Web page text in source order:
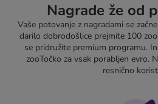
Nagrade že od
Vaše potovanje z nagradami se
darilo dobrodošlice prejmite 100
se pridružite premium programu.
zooTočko za vsak porabljen evro.
resnično